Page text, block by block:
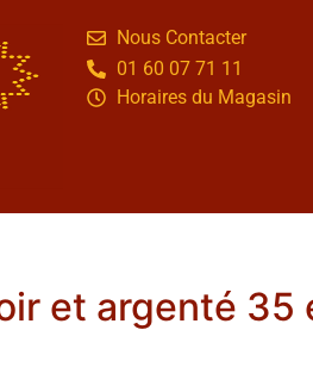
Nous Contacter
01 60 07 71 11
Horaires du Magasin
et argenté 35